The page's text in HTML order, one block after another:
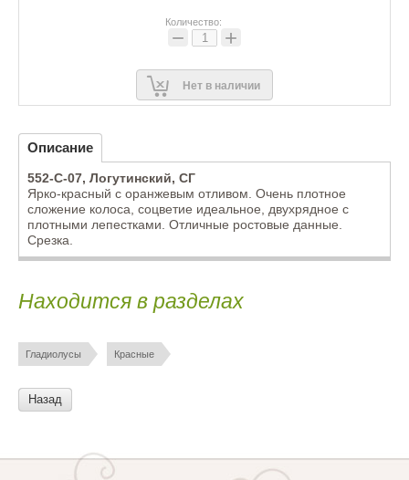
Количество:
− +
Нет в наличии
Описание
552-C-07, Логутинский, СГ
Ярко-красный с оранжевым отливом. Очень плотное
сложение колоса, соцветие идеальное, двухрядное с
плотными лепестками. Отличные ростовые данные.
Срезка.
Находится в разделах
Гладиолусы Красные
Назад